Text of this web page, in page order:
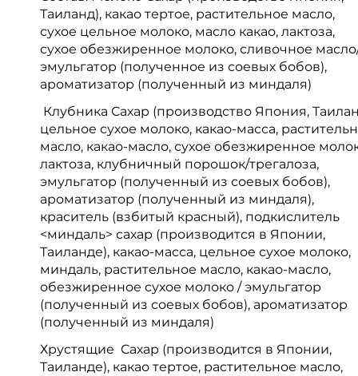
Таиланд), какао тертое, растительное масло,
сухое цельное молоко, масло какао, лактоза,
сухое обезжиренное молоко, сливочное
эмульгатор (полученное из соевых бобов),
ароматизатор (полученный из миндаля)
Клубника Сахар (производство Япония,
цельное сухое молоко, какао-масса,
масло, какао-масло, сухое обезжиренное
лактоза, клубничный порошок/трегалоза,
эмульгатор (полученный из соевых бобов),
ароматизатор (полученный из миндаля),
краситель (взбитый красный), подкислитель
<миндаль> сахар (производится в Японии,
Таиланде), какао-масса, цельное сухое молоко,
миндаль, растительное масло, какао-масло,
обезжиренное сухое молоко / эмульгатор
(полученный из соевых бобов), ароматизатор
(полученный из миндаля)
Хрустящие Сахар (производится в Японии,
Таиланде), какао тертое, растительное масло,